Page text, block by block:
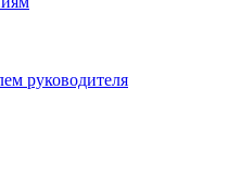
руководителя